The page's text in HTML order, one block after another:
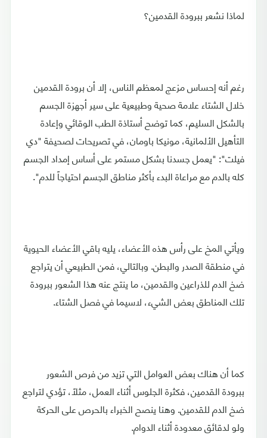
لماذا نشعر ببرودة القدمين؟
رغم أنه إحساس مزعج لمعظم الناس، إلا أن برودة القدمين
خلال الشتاء علامة صحية وطبيعية على سير أجهزة الجسم
بالشكل السليم، كما توضح أستاذة الطب الوقائي وإعادة
التأهيل الألمانية، مونيكا باومان، في تصريحات لصحيفة "دي
فيلت": "يعمل جسدنا بشكل مستمر على أساس إمداد الجسم
كله بالدم مع مراعاة البدء بأكثر مناطق الجسم احتياجاً للدم".
ويأتي المخ على رأس هذه الأعضاء، يليه باقي الأعضاء الحيوية
في منطقة الصدر والبطن. وبالتالي، فمن الطبيعي أن يتراجع
ضخ الدم للذراعين والقدمين، ما ينتج عنه هذا الشعور ببرودة
تلك المناطق بعض الشيء، لاسيما في فصل الشتاء.
كما أن هناك بعض العوامل التي تزيد من فرص الشعور
ببرودة القدمين، فكثرة الجلوس أثناء العمل، مثلاً، تؤدي لتراجع
ضخ الدم للقدمين. وهنا ينصح الخبراء بالحرص على الحركة
ولو لدقائق معدودة أثناء الدوام.